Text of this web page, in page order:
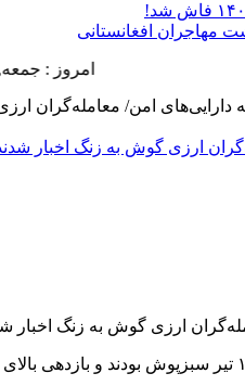
مهاجران افغانستانی
امروز : جمعه, ۱۶ مرداد , ۱۴۰۵ .::. برابر با : Friday, 7 August , 2026 .::. اخبار منتشر شده : 30 خبر
دارایی‌های امن/ معامله‌گران
ارزی گوش به زنگ اخبار